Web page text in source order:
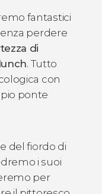
fantastici
perdere
di
. Tutto
con
ponte
del fiordo di
i suoi
per